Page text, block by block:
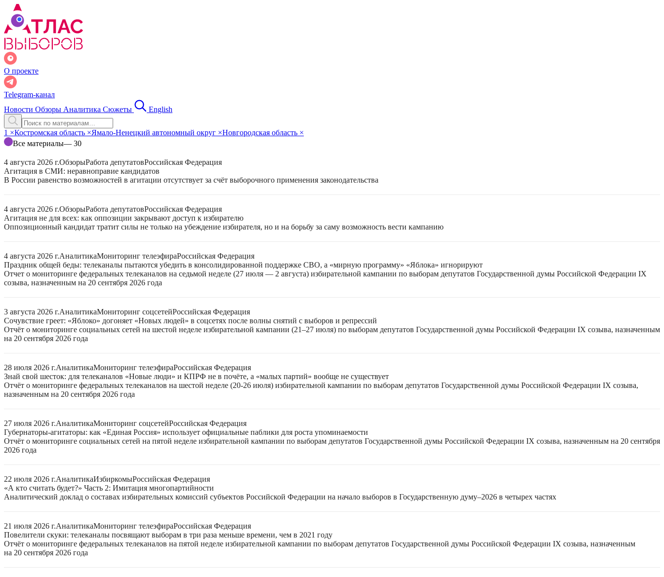
О проекте
Telegram-канал
Новости Обзоры Аналитика Сюжеты English
1 ×Костромская область ×Ямало-Ненецкий автономный округ ×Новгородская область ×
Все материалы— 30
4 августа 2026 г.ОбзорыРабота депутатовРоссийская Федерация
Агитация в СМИ: неравноправие кандидатов
В России равенство возможностей в агитации отсутствует за счёт выборочного применения законодательства
4 августа 2026 г.ОбзорыРабота депутатовРоссийская Федерация
Агитация не для всех: как оппозиции закрывают доступ к избирателю
Оппозиционный кандидат тратит силы не только на убеждение избирателя, но и на борьбу за саму возможность вести кампанию
4 августа 2026 г.АналитикаМониторинг телеэфираРоссийская Федерация
Праздник общей беды: телеканалы пытаются убедить в консолидированной поддержке СВО, а «мирную программу» «Яблока» игнорируют
Отчет о мониторинге федеральных телеканалов на седьмой неделе (27 июля — 2 августа) избирательной кампании по выборам депутатов Государственной думы Российской Федерации IX
созыва, назначенным на 20 сентября 2026 года
3 августа 2026 г.АналитикаМониторинг соцсетейРоссийская Федерация
Сочувствие греет: «Яблоко» догоняет «Новых людей» в соцсетях после волны снятий с выборов и репрессий
Отчёт о мониторинге социальных сетей на шестой неделе избирательной кампании (21–27 июля) по выборам депутатов Государственной думы Российской Федерации IX созыва, назначенным
на 20 сентября 2026 года
28 июля 2026 г.АналитикаМониторинг телеэфираРоссийская Федерация
Знай свой шесток: для телеканалов «Новые люди» и КПРФ не в почёте, а «малых партий» вообще не существует
Отчёт о мониторинге федеральных телеканалов на шестой неделе (20-26 июля) избирательной кампании по выборам депутатов Государственной думы Российской Федерации IX созыва,
назначенным на 20 сентября 2026 года
27 июля 2026 г.АналитикаМониторинг соцсетейРоссийская Федерация
Губернаторы-агитаторы: как «Единая Россия» использует официальные паблики для роста упоминаемости
Отчёт о мониторинге социальных сетей на пятой неделе избирательной кампании по выборам депутатов Государственной думы Российской Федерации IX созыва, назначенным на 20 сентября
2026 года
22 июля 2026 г.АналитикаИзбиркомыРоссийская Федерация
«А кто считать будет?» Часть 2: Имитация многопартийности
Аналитический доклад о составах избирательных комиссий субъектов Российской Федерации на начало выборов в Государственную думу–2026 в четырех частях
21 июля 2026 г.АналитикаМониторинг телеэфираРоссийская Федерация
Повелители скуки: телеканалы посвящают выборам в три раза меньше времени, чем в 2021 году
Отчёт о мониторинге федеральных телеканалов на пятой неделе избирательной кампании по выборам депутатов Государственной думы Российской Федерации IX созыва, назначенным
на 20 сентября 2026 года